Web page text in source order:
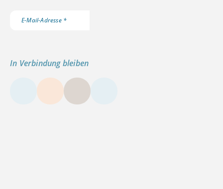
In Verbindung bleiben
LinkedIn
Instagram
YouTubeKontakt